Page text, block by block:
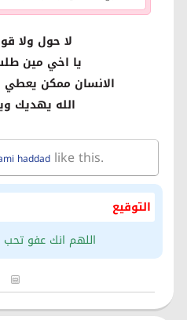
لا حول ولا
يا اخي مين
الانسان ممكن يعطي
الله يهديك
haddadlike this.
التوقيع
اللهم انك عفو تحب